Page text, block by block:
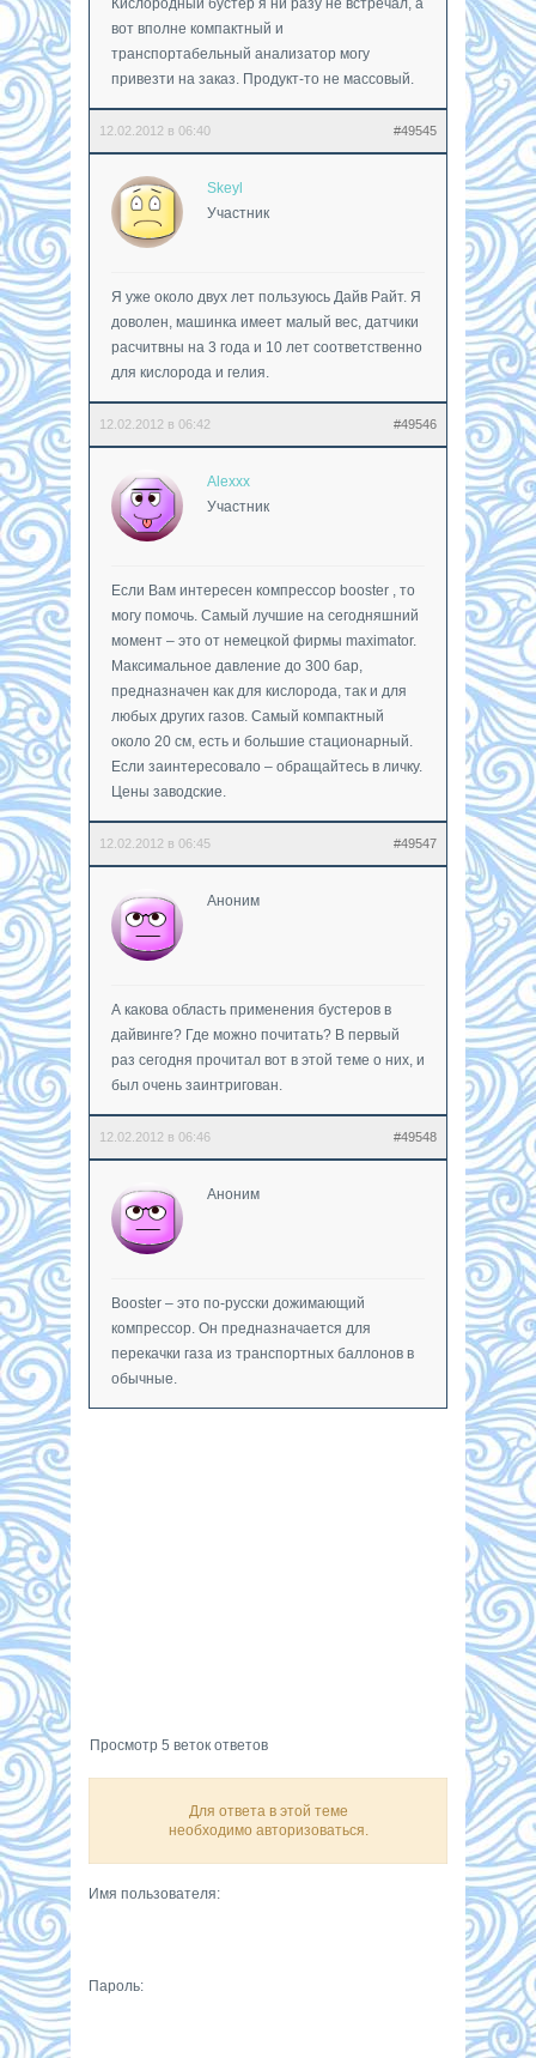
вот вполне компактный и
транспортабельный анализатор могу
привезти на заказ. Продукт-то не массовый.
12.02.2012 в 06:40 #49545
Skeyl
Участник
Я уже около двух лет пользуюсь Дайв Райт. Я
доволен, машинка имеет малый вес, датчики
расчитвны на 3 года и 10 лет соответственно
для кислорода и гелия.
12.02.2012 в 06:42 #49546
Alexxx
Участник
Если Вам интересен компрессор booster , то
могу помочь. Самый лучшие на сегодняшний
момент – это от немецкой фирмы maximator.
Максимальное давление до 300 бар,
предназначен как для кислорода, так и для
любых других газов. Самый компактный
около 20 см, есть и большие стационарный.
Если заинтересовало – обращайтесь в личку.
Цены заводские.
12.02.2012 в 06:45 #49547
Аноним
А какова область применения бустеров в
дайвинге? Где можно почитать? В первый
раз сегодня прочитал вот в этой теме о них, и
был очень заинтригован.
12.02.2012 в 06:46 #49548
Аноним
Booster – это по-русски дожимающий
компрессор. Он предназначается для
перекачки газа из транспортных баллонов в
обычные.
Просмотр 5 веток ответов
Для ответа в этой теме
необходимо авторизоваться.
Имя пользователя:
Пароль: